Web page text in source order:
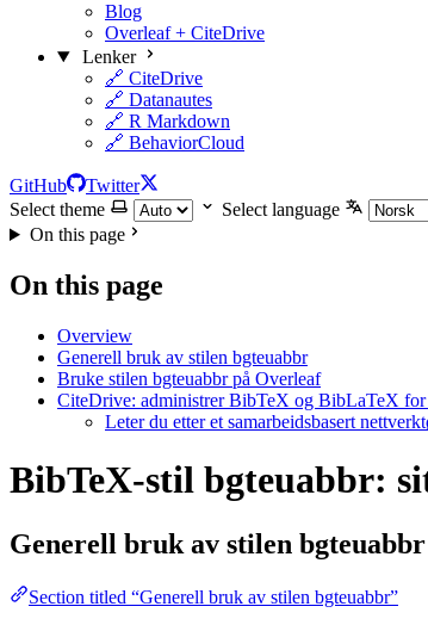
Blog
Overleaf + CiteDrive
Lenker
🔗 CiteDrive
🔗 Datanautes
🔗 R Markdown
🔗 BehaviorCloud
GitHub
Twitter
Select theme
Select language
On this page
On this page
Overview
Generell bruk av stilen bgteuabbr
Bruke stilen bgteuabbr på Overleaf
CiteDrive: administrer BibTeX og BibLaTeX
Leter du etter et samarbeidsbasert
BibTeX-stil bgteuabbr:
Generell bruk av stilen bgteuabbr
Section titled “Generell bruk av stilen bgteuabbr”